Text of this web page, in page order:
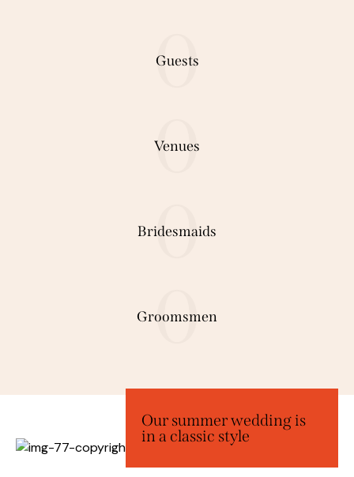
0
Guests
0
Venues
0
Bridesmaids
0
Groomsmen
Our summer wedding is
in a classic style